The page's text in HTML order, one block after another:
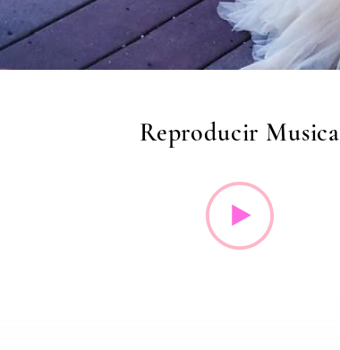
Reproducir Musica